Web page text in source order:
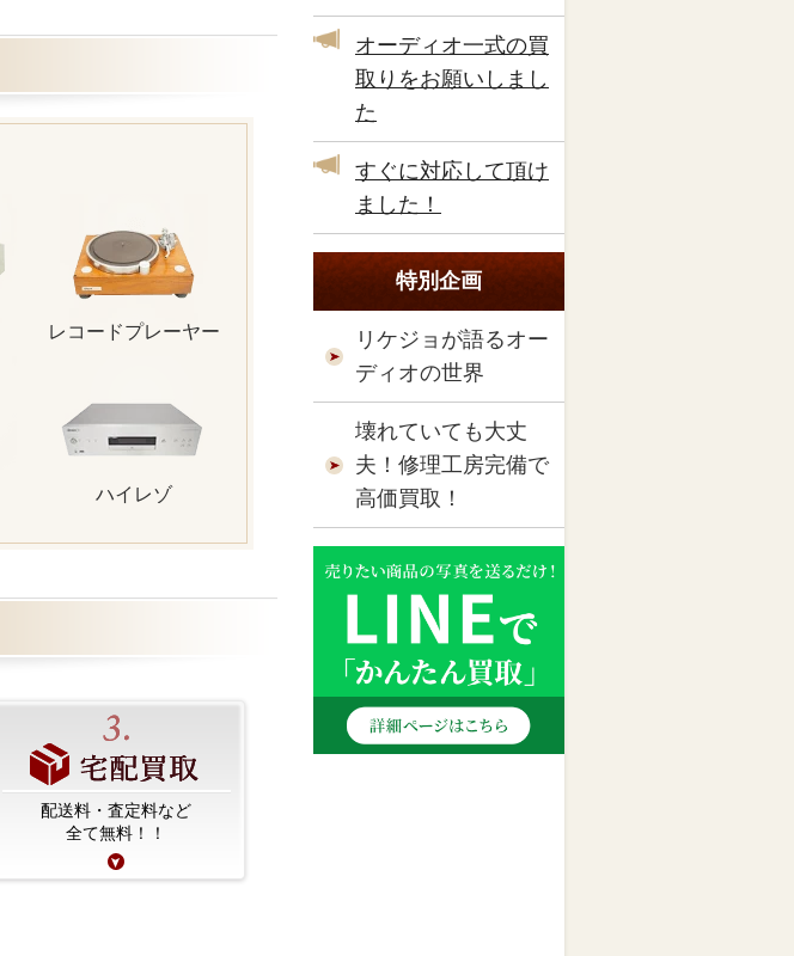
レコードプレーヤー
ハイレゾ
配送料・査定料など
全て無料！！
オーディオ一式の買
取りをお願いしまし
た
すぐに対応して頂け
ました！
特別企画
リケジョが語るオー
ディオの世界
壊れていても大丈
夫！修理工房完備で
高価買取！